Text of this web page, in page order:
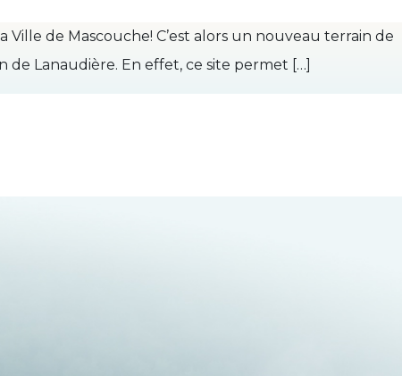
de Mascouche! C’est alors un nouveau terrain de
de Lanaudière. En effet, ce site permet […]